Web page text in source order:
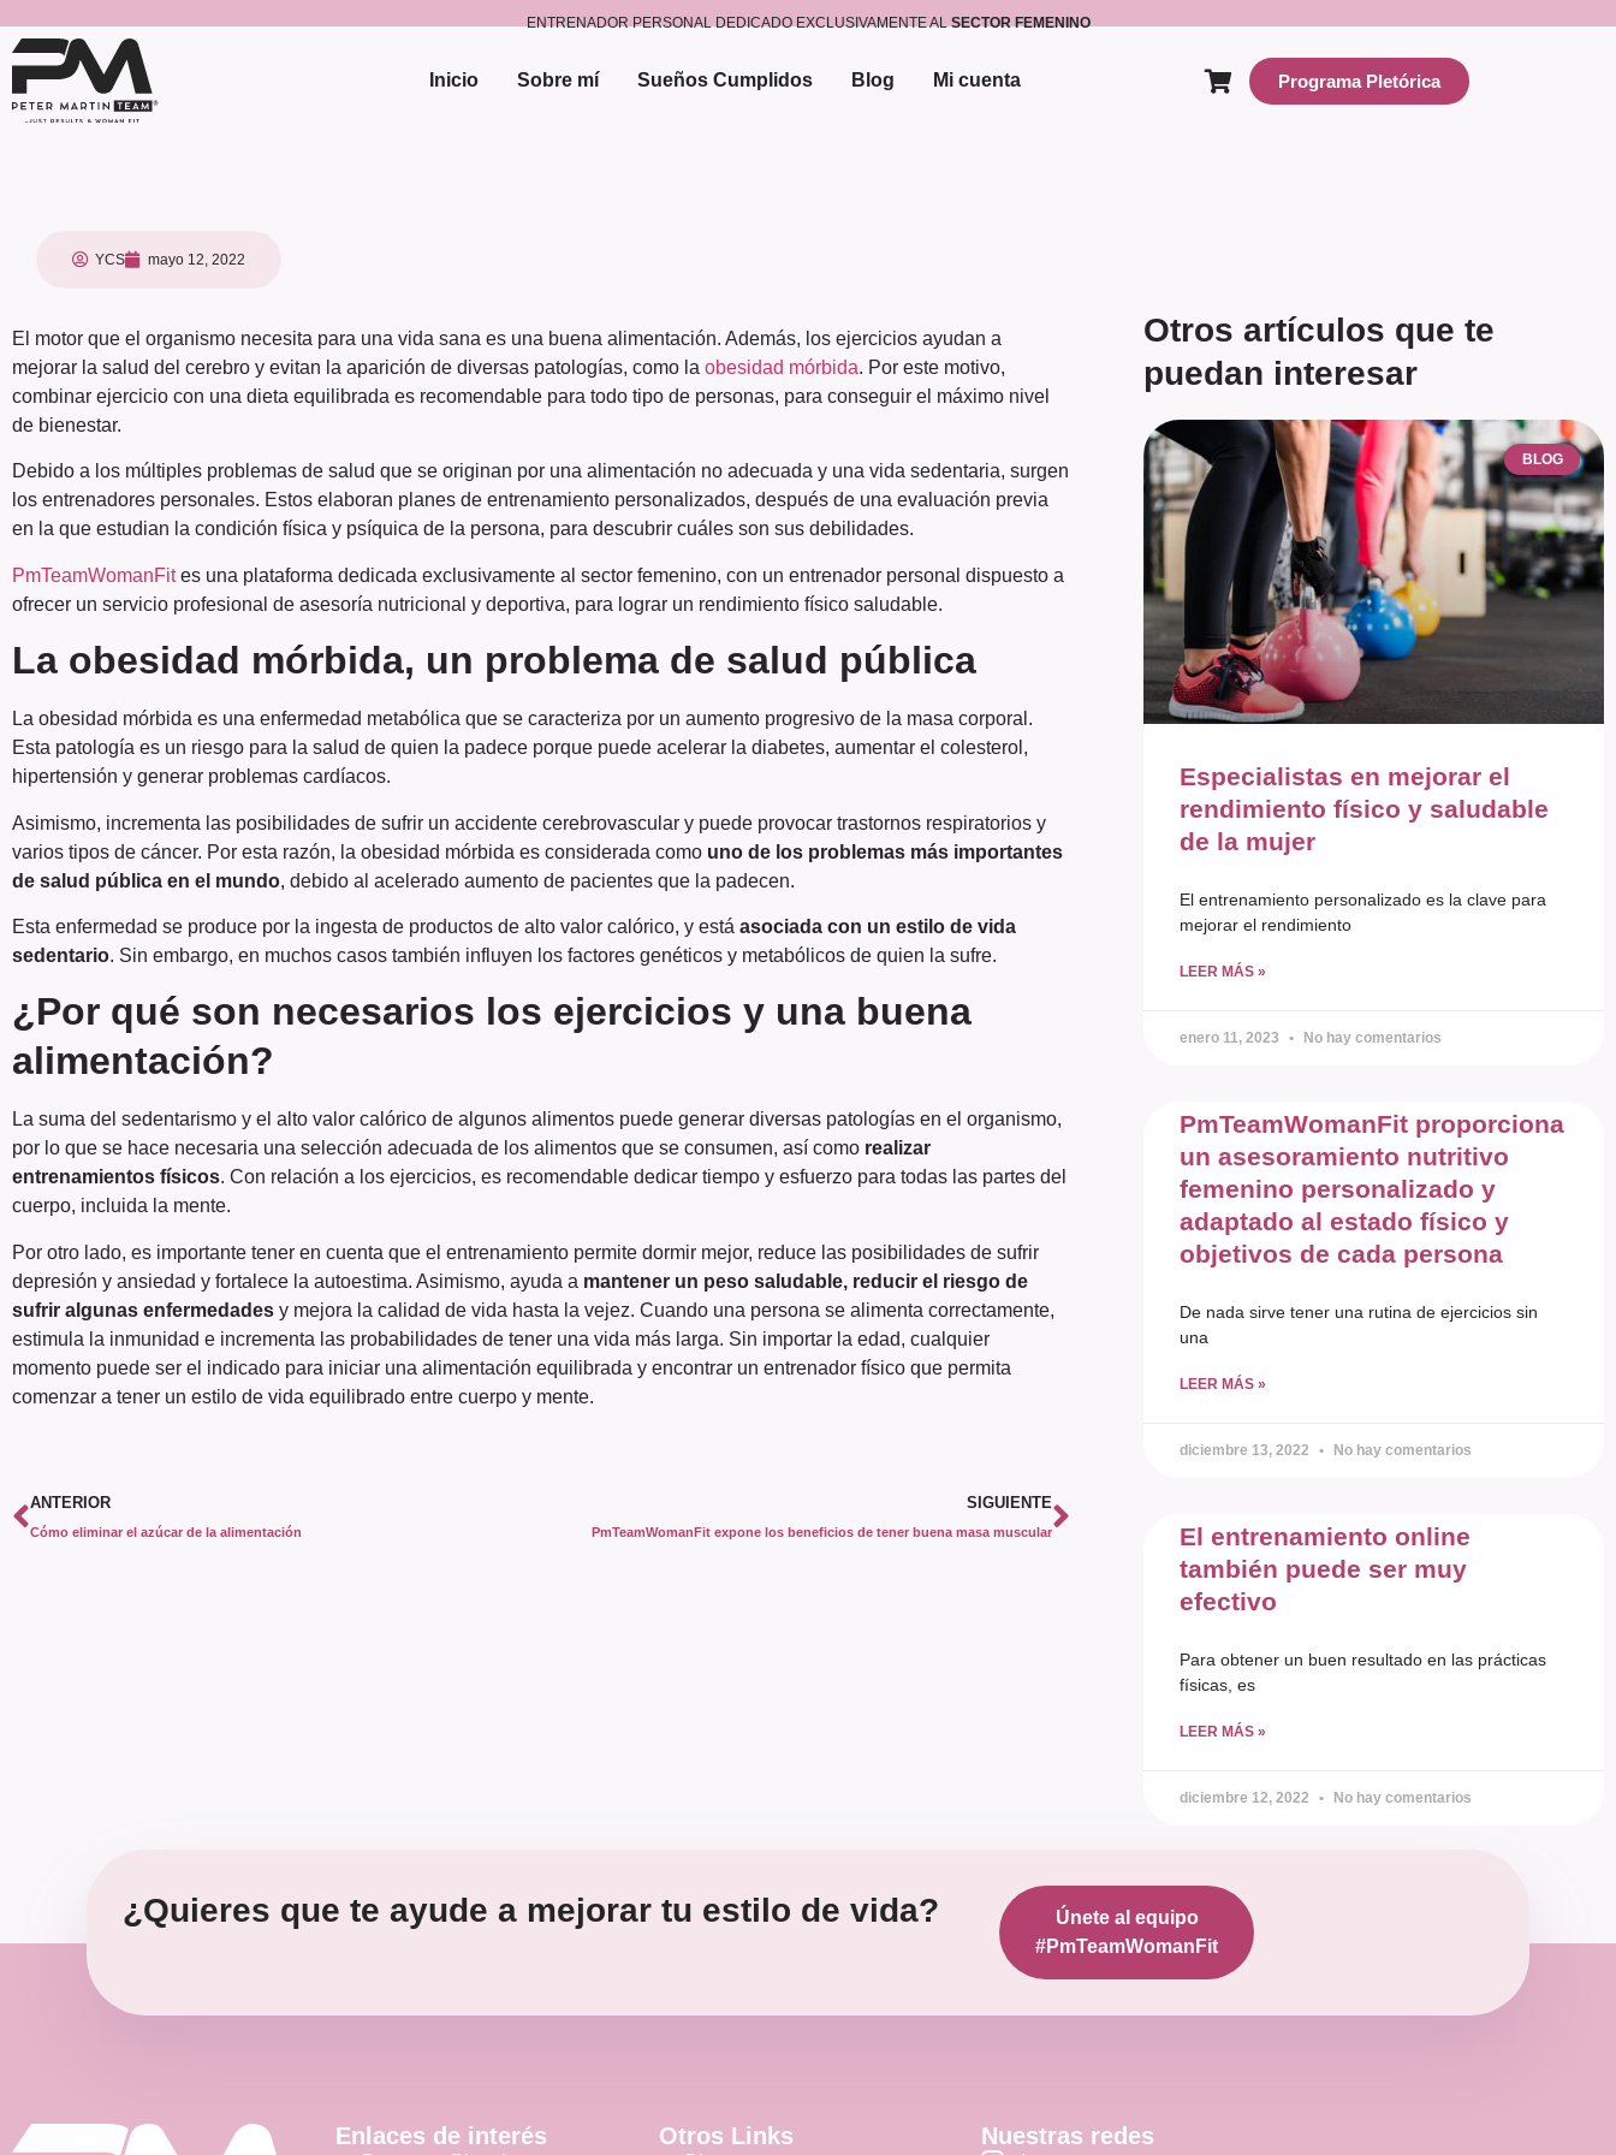
ENTRENADOR PERSONAL DEDICADO EXCLUSIVAMENTE ALSECTOR FEMENINO
Inicio Sobre mí Sueños Cumplidos Blog Mi cuenta Programa Pletórica
YCS mayo 12, 2022
El motor que el organismo necesita para una vida sana es una buena alimentación. Además, los ejercicios ayudan a
mejorar la salud del cerebro y evitan la aparición de diversas patologías, como la obesidad mórbida. Por este motivo,
combinar ejercicio con una dieta equilibrada es recomendable para todo tipo de personas, para conseguir el máximo nivel
de bienestar.
Debido a los múltiples problemas de salud que se originan por una alimentación no adecuada y una vida sedentaria, surgen
los entrenadores personales. Estos elaboran planes de entrenamiento personalizados, después de una evaluación previa
en la que estudian la condición física y psíquica de la persona, para descubrir cuáles son sus debilidades.
PmTeamWomanFites una plataforma dedicada exclusivamente al sector femenino, con un entrenador personal dispuesto a
ofrecer un servicio profesional de asesoría nutricional y deportiva, para lograr un rendimiento físico saludable.
La obesidad mórbida, un problema de salud pública
La obesidad mórbida es una enfermedad metabólica que se caracteriza por un aumento progresivo de la masa corporal.
Esta patología es un riesgo para la salud de quien la padece porque puede acelerar la diabetes, aumentar el colesterol,
hipertensión y generar problemas cardíacos.
Asimismo, incrementa las posibilidades de sufrir un accidente cerebrovascular y puede provocar trastornos respiratorios y
varios tipos de cáncer. Por esta razón, la obesidad mórbida es considerada como uno de los problemas más importantes
de salud pública en el mundo, debido al acelerado aumento de pacientes que la padecen.
Esta enfermedad se produce por la ingesta de productos de alto valor calórico, y está asociada con un estilo de vida
sedentario. Sin embargo, en muchos casos también influyen los factores genéticos y metabólicos de quien la sufre.
¿Por qué son necesarios los ejercicios y una buena
alimentación?
La suma del sedentarismo y el alto valor calórico de algunos alimentos puede generar diversas patologías en el organismo,
por lo que se hace necesaria una selección adecuada de los alimentos que se consumen, así como realizar
entrenamientos físicos. Con relación a los ejercicios, es recomendable dedicar tiempo y esfuerzo para todas las partes del
cuerpo, incluida la mente.
Por otro lado, es importante tener en cuenta que el entrenamiento permite dormir mejor, reduce las posibilidades de sufrir
depresión y ansiedad y fortalece la autoestima. Asimismo, ayuda a mantener un peso saludable, reducir el riesgo de
sufrir algunas enfermedades y mejora la calidad de vida hasta la vejez. Cuando una persona se alimenta correctamente,
estimula la inmunidad e incrementa las probabilidades de tener una vida más larga. Sin importar la edad, cualquier
momento puede ser el indicado para iniciar una alimentación equilibrada y encontrar un entrenador físico que permita
comenzar a tener un estilo de vida equilibrado entre cuerpo y mente.
ANTERIOR
Cómo eliminar el azúcar de la alimentación
SIGUIENTE
PmTeamWomanFit expone los beneficios de tener buena masa muscular
Otros artículos que te
puedan interesar
BLOG
Especialistas en mejorar el
rendimiento físico y saludable
de la mujer
El entrenamiento personalizado es la clave para
mejorar el rendimiento
LEER MÁS »
enero 11, 2023 No hay comentarios
PmTeamWomanFit proporciona
un asesoramiento nutritivo
femenino personalizado y
adaptado al estado físico y
objetivos de cada persona
De nada sirve tener una rutina de ejercicios sin
una
LEER MÁS »
diciembre 13, 2022 No hay comentarios
El entrenamiento online
también puede ser muy
efectivo
Para obtener un buen resultado en las prácticas
físicas, es
LEER MÁS »
diciembre 12, 2022 No hay comentarios
¿Quieres que te ayude a mejorar tu estilo de vida?
Únete al equipo
#PmTeamWomanFit
Enlaces de interés Otros Links Nuestras redes